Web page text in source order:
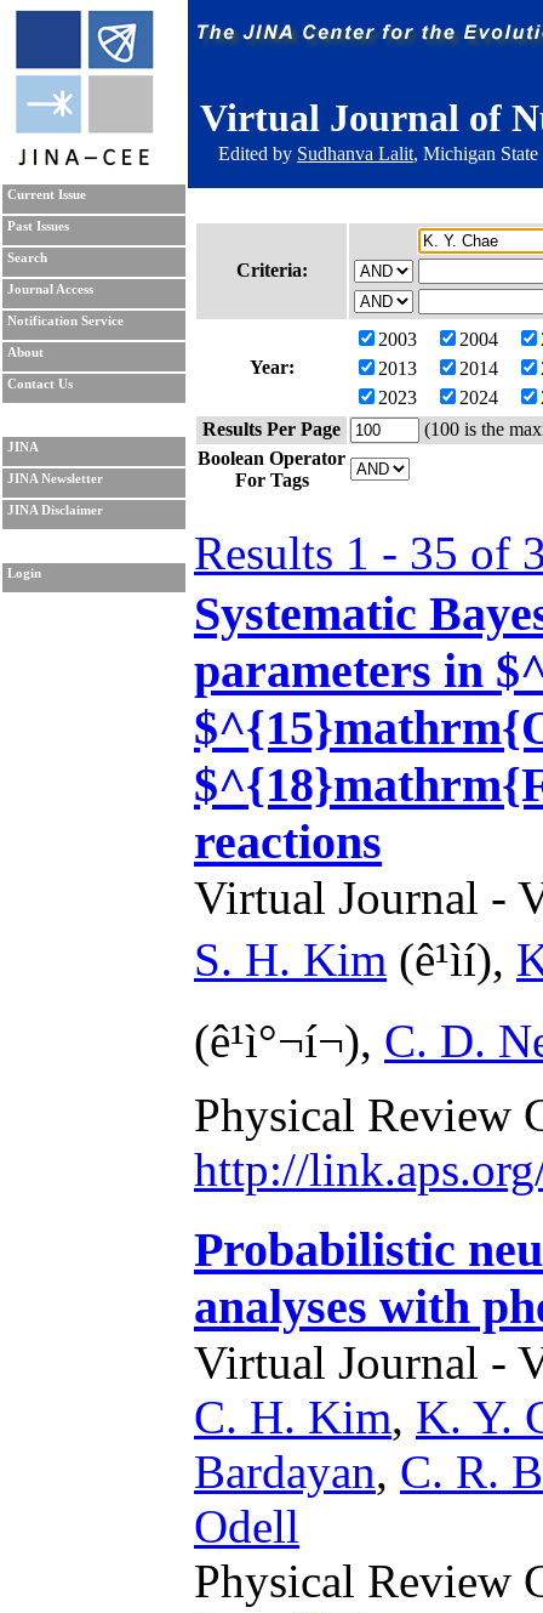
Virtual Journal of
Edited by Sudhanva Lalit, Michigan
Current Issue
Past Issues
Search
Journal Access
Notification Service
About
Contact Us
JINA
JINA Newsletter
JINA Disclaimer
Login
Criteria:
Year:
2003 2004
2013
2014
2023
2024
Results Per Page
(100 is the
Boolean Operator
For Tags
Results 1 - 35 of
Systematic
parameters in
reactions
Virtual Journal -
S. H. Kim (ê¹ìí),
(ê¹ì°¬í¬), C. D.
Physical Review
http://
Probabilistic
analyses with
Virtual Journal -
C. H. Kim, K. Y.
Bardayan, C. R.
Odell
Physical Review